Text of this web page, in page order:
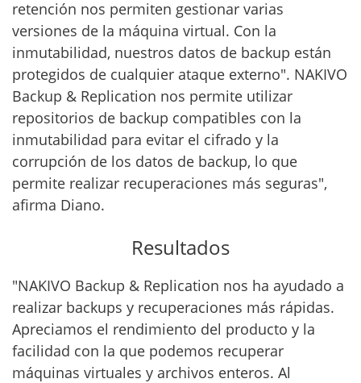
retención nos permiten gestionar varias
versiones de la máquina virtual. Con la
inmutabilidad, nuestros datos de backup están
protegidos de cualquier ataque externo". NAKIVO
Backup & Replication nos permite utilizar
repositorios de backup compatibles con la
inmutabilidad para evitar el cifrado y la
corrupción de los datos de backup, lo que
permite realizar recuperaciones más seguras",
afirma Diano.
Resultados
"NAKIVO Backup & Replication nos ha ayudado a
realizar backups y recuperaciones más rápidas.
Apreciamos el rendimiento del producto y la
facilidad con la que podemos recuperar
máquinas virtuales y archivos enteros. Al